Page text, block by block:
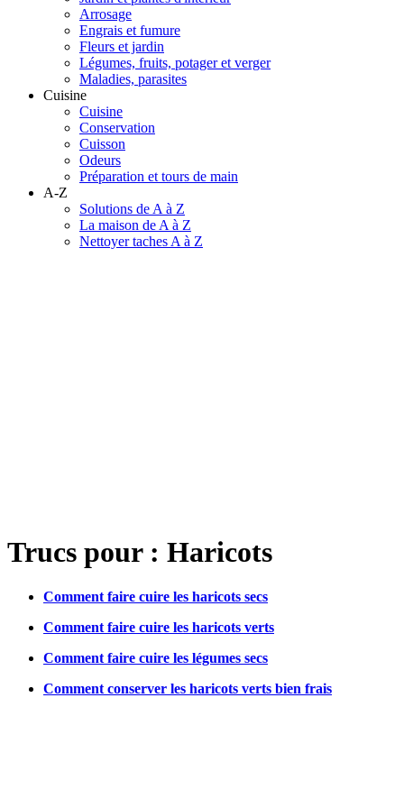
Arrosage
Engrais et fumure
Fleurs et jardin
Légumes, fruits, potager et verger
Maladies, parasites
Cuisine
Cuisine
Conservation
Cuisson
Odeurs
Préparation et tours de main
A-Z
Solutions de A à Z
La maison de A à Z
Nettoyer taches A à Z
Trucs pour : Haricots
Comment faire cuire les haricots secs
Comment faire cuire les haricots verts
Comment faire cuire les légumes secs
Comment conserver les haricots verts bien frais